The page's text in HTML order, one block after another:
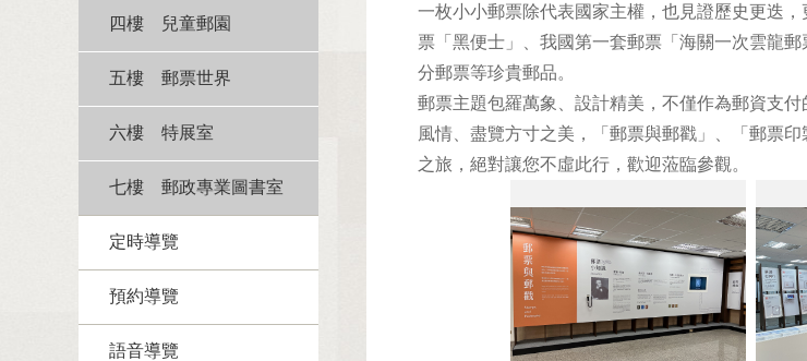
四樓 兒童郵園
五樓 郵票世界
六樓 特展室
七樓 郵政專業圖書室
定時導覽
預約導覽
語音導覽
一枚小小郵票除代表國家主權，也見證歷史更迭
票「黑便士」、我國第一套郵票「海關一次雲龍
分郵票等珍貴郵品。
郵票主題包羅萬象、設計精美，不僅作為郵資支
風情、盡覽方寸之美，「郵票與郵戳」、「郵票
之旅，絕對讓您不虛此行，歡迎蒞臨參觀。